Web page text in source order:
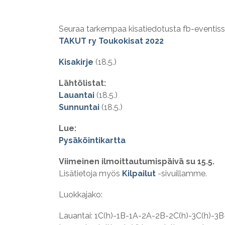
Seuraa tarkempaa kisatiedotusta fb-
TAKUT ry Toukokisat 2022
Kisakirje (18.5.)
Lähtölistat:
Lauantai (18.5.)
Sunnuntai (18.5.)
Lue:
Pysäköintikartta
Viimeinen ilmoittautumispäivä su 15.5.
Lisätietoja myös Kilpailut -sivuillamme.
Luokkajako:
Lauantai: 1C(h)-1B-1A-2A-2B-2C(h)-3C(h)-